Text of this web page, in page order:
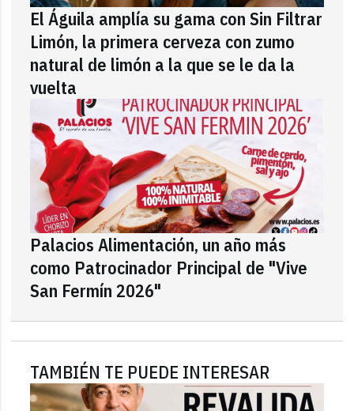
El Águila amplía su gama con Sin Filtrar
Limón, la primera cerveza con zumo
natural de limón a la que se le da la
vuelta
Palacios Alimentación, un año más
como Patrocinador Principal de "Vive
San Fermín 2026"
TAMBIÉN TE PUEDE INTERESAR